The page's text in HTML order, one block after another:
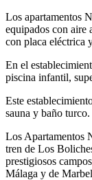
Los apartamentos
equipados con aire
con placa eléctrica
En el
piscina infantil,
Este
sauna y baño turco.
Los Apartamentos
tren de Los
prestigiosos
Málaga y de